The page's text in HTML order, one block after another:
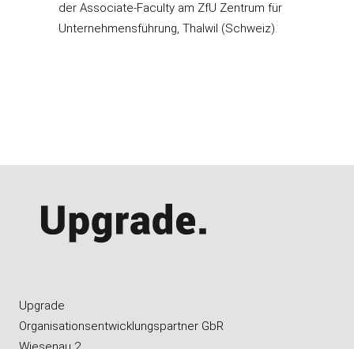
der Associate-Faculty am ZfU Zentrum für
Unternehmensführung, Thalwil (Schweiz).
Upgrade
Organisations­entwicklungspartner GbR